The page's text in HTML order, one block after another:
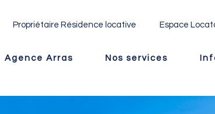
Propriétaire Résidence locative Espace
Agence Arras Nos services